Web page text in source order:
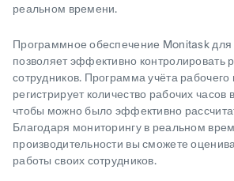
реальном времени.
Программное обеспечение Monitask для
позволяет эффективно контролировать
сотрудников. Программа учёта рабочего
регистрирует количество рабочих
чтобы можно было эффективно
Благодаря мониторингу в реальном
производительности вы сможете
работы своих сотрудников.